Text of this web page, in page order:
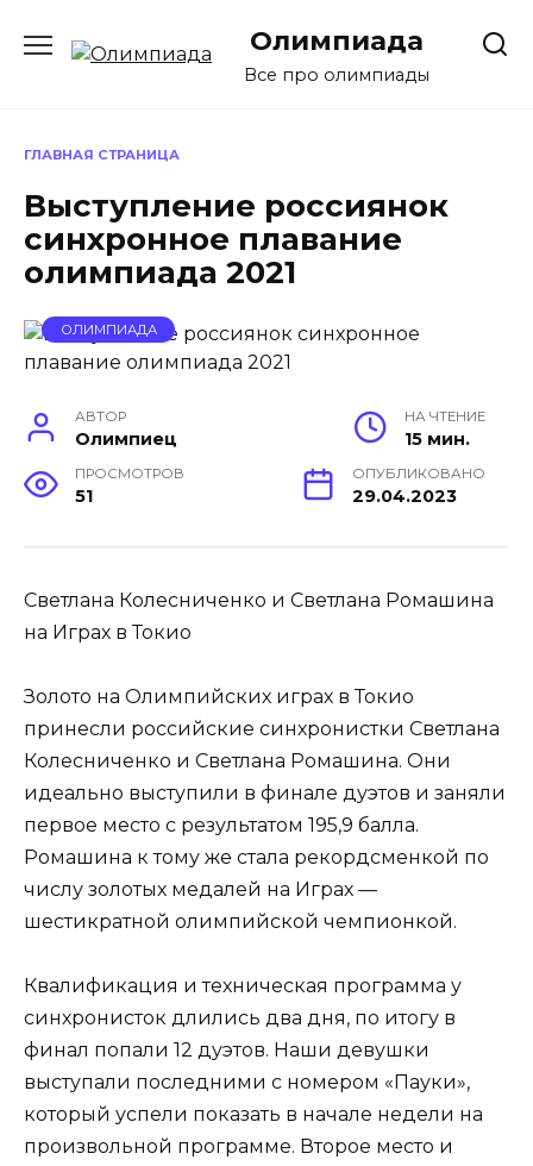
содержанию
Олимпиада
Все про олимпиады
ГЛАВНАЯ СТРАНИЦА
Выступление россиянок
синхронное плавание
олимпиада 2021
ОЛИМПИАДА
АВТОР
Олимпиец
НА ЧТЕНИЕ
15 мин.
ПРОСМОТРОВ
51
ОПУБЛИКОВАНО
29.04.2023
Светлана Колесниченко и Светлана Ромашина
на Играх в Токио
Золото на Олимпийских играх в Токио
принесли российские синхронистки Светлана
Колесниченко и Светлана Ромашина. Они
идеально выступили в финале дуэтов и заняли
первое место с результатом 195,9 балла.
Ромашина к тому же стала рекордсменкой по
числу золотых медалей на Играх —
шестикратной олимпийской чемпионкой.
Квалификация и техническая программа у
синхронисток длились два дня, по итогу в
финал попали 12 дуэтов. Наши девушки
выступали последними с номером «Пауки»,
который успели показать в начале недели на
произвольной программе. Второе место и